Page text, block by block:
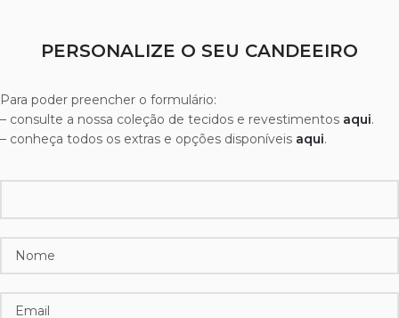
PERSONALIZE O SEU CANDEEIRO
Para poder preencher o formulário:
– consulte a nossa coleção de tecidos e revestimentos aqui.
– conheça todos os extras e opções disponíveis aqui.